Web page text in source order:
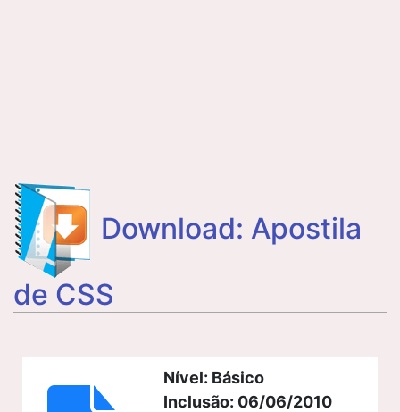
Download: Apostila
de CSS
Nível: Básico
Inclusão: 06/06/2010